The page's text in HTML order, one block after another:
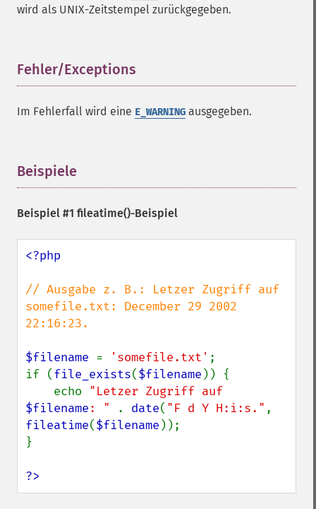
wird als UNIX-Zeitstempel zurückgegeben.
Fehler/Exceptions
Im Fehlerfall wird eine E_WARNING ausgegeben.
Beispiele
Beispiel #1 fileatime()-Beispiel
<?php
// Ausgabe z. B.: Letzer Zugriff auf
somefile.txt: December 29 2002
22:16:23.
$filename = 'somefile.txt' ;
if (file_exists($filename )) {
    echo
$filename: " . date( "F d Y H:i:s."
fileatime($filename ));
}
?>